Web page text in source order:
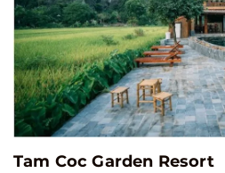
Tam Coc Garden Resort